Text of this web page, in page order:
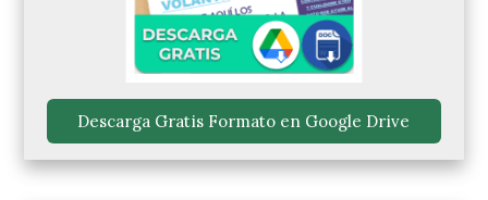
Descarga Gratis Formato en Google Drive